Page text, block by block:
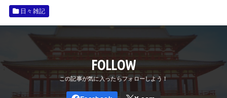
日々雑記
FOLLOW